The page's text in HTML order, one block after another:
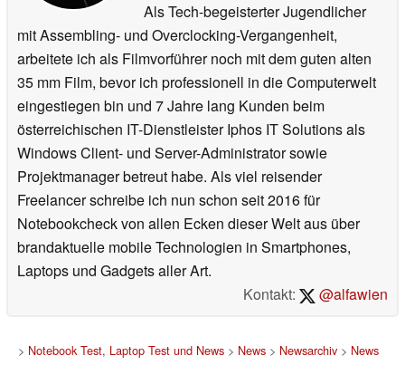
Als Tech-begeisterter Jugendlicher
mit Assembling- und Overclocking-Vergangenheit,
arbeitete ich als Filmvorführer noch mit dem guten alten
35 mm Film, bevor ich professionell in die Computerwelt
eingestiegen bin und 7 Jahre lang Kunden beim
österreichischen IT-Dienstleister Iphos IT Solutions als
Windows Client- und Server-Administrator sowie
Projektmanager betreut habe. Als viel reisender
Freelancer schreibe ich nun schon seit 2016 für
Notebookcheck von allen Ecken dieser Welt aus über
brandaktuelle mobile Technologien in Smartphones,
Laptops und Gadgets aller Art.
Kontakt:
@alfawien
> Notebook Test, Laptop Test und News> News> Newsarchiv> News